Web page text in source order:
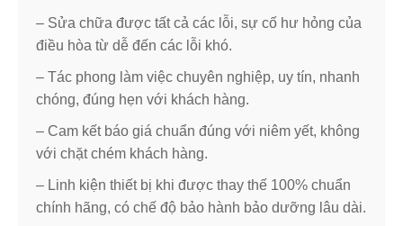
– Sửa chữa được tất cả các lỗi, sự cố hư hỏng của
điều hòa từ dễ đến các lỗi khó.
– Tác phong làm việc chuyên nghiệp, uy tín, nhanh
chóng, đúng hẹn với khách hàng.
– Cam kết báo giá chuẩn đúng với niêm yết, không
với chặt chém khách hàng.
– Linh kiện thiết bị khi được thay thế 100% chuẩn
chính hãng, có chế độ bảo hành bảo dưỡng lâu dài.